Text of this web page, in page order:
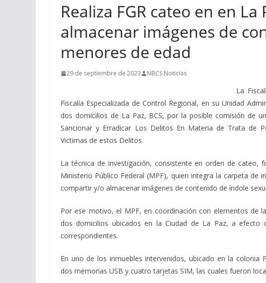
Realiza FGR cateo en en
almacenar imágenes de
menores de edad
29 de septiembre de 2023 NBCS Noticias
La
Fiscalía Especializada de Control Regional, en su Unidad
dos domicilios de La Paz, BCS, por la posible comisión de
Sancionar y Erradicar Los Delitos En Materia de Trata de
Victimas de estos Delitos.
La técnica de investigación, consistente en orden de cateo,
Ministerio Público Federal (MPF), quien integra la carpeta de
compartir y/o almacenar imágenes de contenido de índole
Por ese motivo, el MPF, en coordinación con elementos de
dos domicilios ubicados en la Ciudad de La Paz, a
correspondientes.
En uno de los inmuebles intervenidos, ubicado en la colonia
dos memorias USB y cuatro tarjetas SIM, las cuales fueron